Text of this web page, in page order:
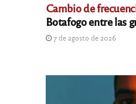
Cambio de
Botafogo entre las
7 de agosto de 2026